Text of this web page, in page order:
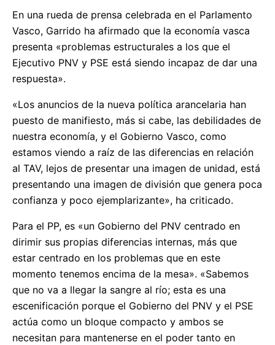
En una rueda de prensa celebrada en el Parlamento
Vasco, Garrido ha afirmado que la economía vasca
presenta «problemas estructurales a los que el
Ejecutivo PNV y PSE está siendo incapaz de dar una
respuesta».
«Los anuncios de la nueva política arancelaria han
puesto de manifiesto, más si cabe, las debilidades de
nuestra economía, y el Gobierno Vasco, como
estamos viendo a raíz de las diferencias en relación
al TAV, lejos de presentar una imagen de unidad, está
presentando una imagen de división que genera poca
confianza y poco ejemplarizante», ha criticado.
Para el PP, es «un Gobierno del PNV centrado en
dirimir sus propias diferencias internas, más que
estar centrado en los problemas que en este
momento tenemos encima de la mesa». «Sabemos
que no va a llegar la sangre al río; esta es una
escenificación porque el Gobierno del PNV y el PSE
actúa como un bloque compacto y ambos se
necesitan para mantenerse en el poder tanto en